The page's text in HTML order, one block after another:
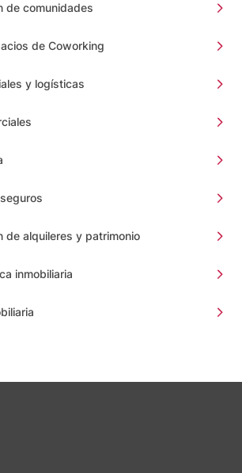
de comunidades
de Coworking
y logísticas
de alquileres y patrimonio
inmobiliaria